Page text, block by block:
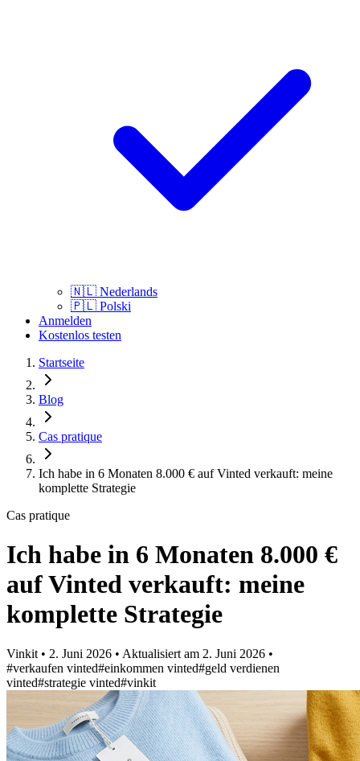
🇳🇱 Nederlands
🇵🇱 Polski
Anmelden
Kostenlos testen
Startseite
Blog
Cas pratique
Ich habe in 6 Monaten 8.000 € auf Vinted verkauft: meine
komplette Strategie
Cas pratique
Ich habe in 6 Monaten 8.000 €
auf Vinted verkauft: meine
komplette Strategie
Vinkit • 2. Juni 2026 • Aktualisiert am 2. Juni 2026 •
#verkaufen vinted#einkommen vinted#geld verdienen
vinted#strategie vinted#vinkit